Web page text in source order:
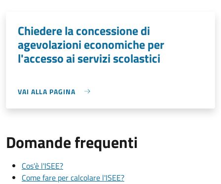
Chiedere la concessione di
agevolazioni economiche per
l'accesso ai servizi scolastici
VAI ALLA PAGINA
Domande frequenti
Cos'è l'ISEE?
Come fare per calcolare l'ISEE?